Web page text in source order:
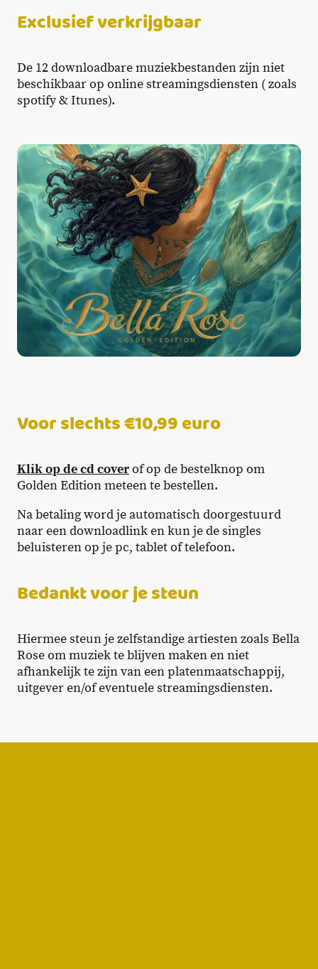
Exclusief verkrijgbaar
De 12 downloadbare muziekbestanden zijn niet
beschikbaar op online streamingsdiensten ( zoals
spotify & Itunes).
Voor slechts €10,99 euro
Klik op de cd coverof op de bestelknop om
Golden Edition meteen te bestellen.
Na betaling word je automatisch doorgestuurd
naar een downloadlink en kun je de singles
beluisteren op je pc, tablet of telefoon.
Bedankt voor je steun
Hiermee steun je zelfstandige artiesten zoals Bella
Rose om muziek te blijven maken en niet
afhankelijk te zijn van een platenmaatschappij,
uitgever en/of eventuele streamingsdiensten.